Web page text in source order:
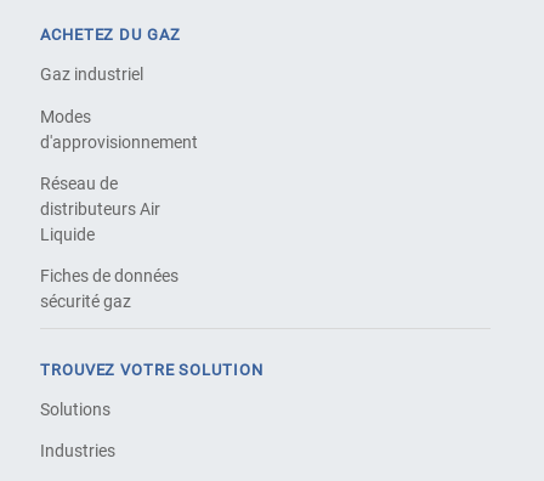
ACHETEZ DU GAZ
Gaz industriel
Modes
d'approvisionnement
Réseau de
distributeurs Air
Liquide
Fiches de données
sécurité gaz
TROUVEZ VOTRE SOLUTION
Solutions
Industries